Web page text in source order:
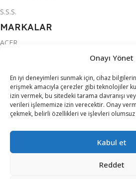
Onayı Yönet
En iyi deneyimleri sunmak için, cihaz
erişmek amacıyla çerezler gibi teknolojiler
izin vermek, bu sitedeki tarama davranışı
verileri işlememize izin verecektir. Onay
çekmek, belirli özellikleri ve işlevleri
Kabul et
Reddet
S.S.S.
MARKALAR
ACER
ARZUM
BRAUN
FAKİR